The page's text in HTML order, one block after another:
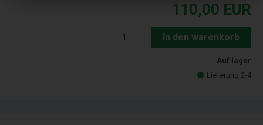
110,00 EUR
In den warenkorb
Auf lager
Lieferung 2-4